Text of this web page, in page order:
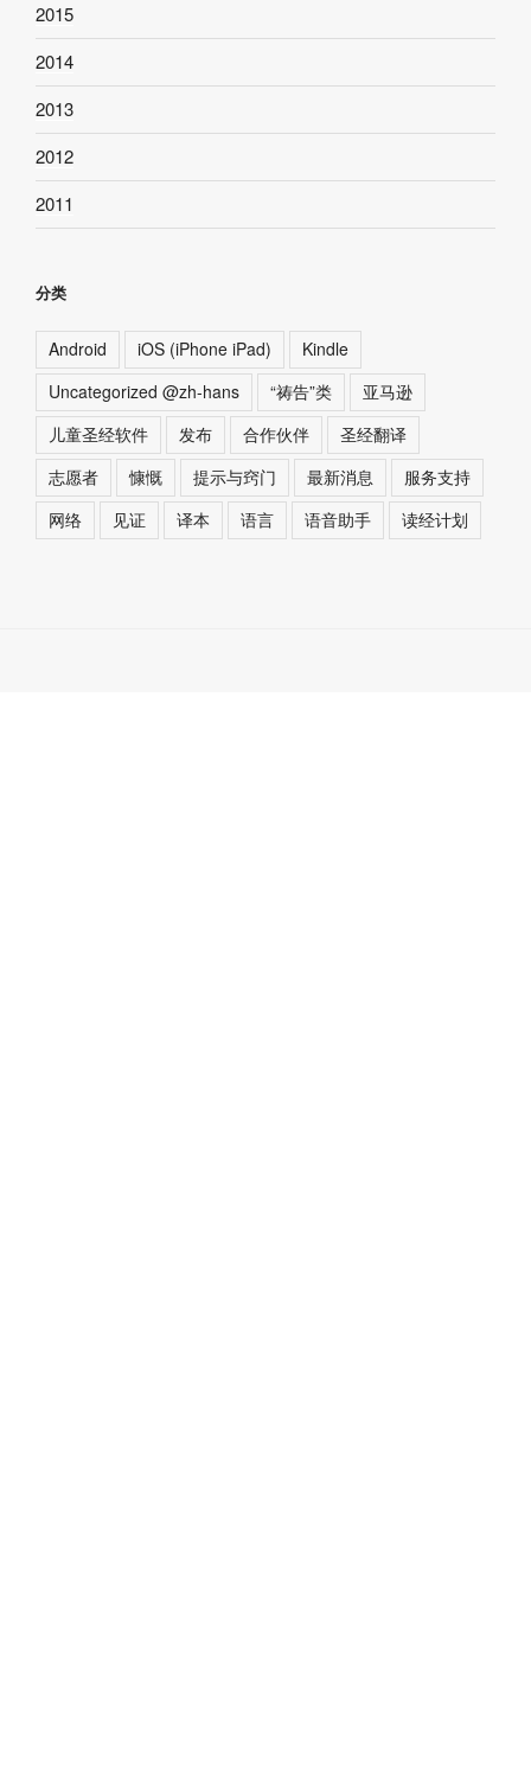
2015
2014
2013
2012
2011
分类
Android iOS (iPhone iPad)
Kindle
Uncategorized @zh-hans
“祷告”类
亚马逊
儿童圣经软件
发布 合作伙伴
圣经翻译
志愿者
慷慨 提示与窍门 最新消息
服务支持
网络
见证 译本 语言 语音助手 读经计划